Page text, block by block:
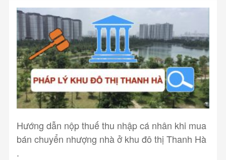
Hướng dẫn nộp thuế thu nhập cá nhân khi mua
bán chuyển nhượng nhà ở khu đô thị Thanh Hà
.